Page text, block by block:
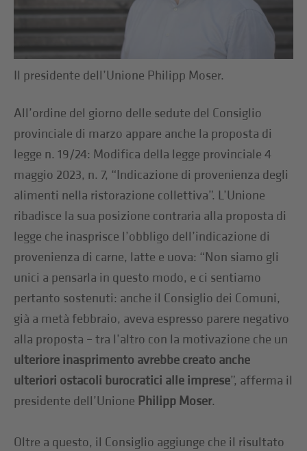
Il presidente dell’Unione Philipp Moser.
All’ordine del giorno delle sedute del Consiglio
provinciale di marzo appare anche la proposta di
legge n. 19/24: Modifica della legge provinciale 4
maggio 2023, n. 7, “Indicazione di provenienza degli
alimenti nella ristorazione collettiva”. L’Unione
ribadisce la sua posizione contraria alla proposta di
legge che inasprisce l’obbligo dell’indicazione di
provenienza di carne, latte e uova: “Non siamo gli
unici a pensarla in questo modo, e ci sentiamo
pertanto sostenuti: anche il Consiglio dei Comuni,
già a metà febbraio, aveva espresso parere negativo
alla proposta – tra l’altro con la motivazione che un
ulteriore inasprimento avrebbe creato anche
ulteriori ostacoli burocratici alle imprese”, afferma il
presidente dell’Unione Philipp Moser.
Oltre a questo, il Consiglio aggiunge che il risultato